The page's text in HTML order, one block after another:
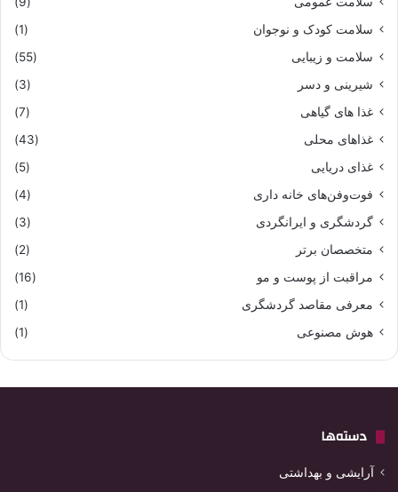
سلامت کودک و نوجوان
(1)
سلامت و زیبایی
(55)
شیرینی و دسر
(3)
غذا های گیاهی
(7)
غذاهای محلی
(43)
غذای دریایی
(5)
فوت‌وفن‌های خانه داری
(4)
گردشگری و ایرانگردی
(3)
متخصصان برتر
(2)
مراقبت از پوست و مو
(16)
معرفی مقاصد گردشگری
(1)
هوش مصنوعی
(1)
دسته‌ها
آرایشی و بهداشتی